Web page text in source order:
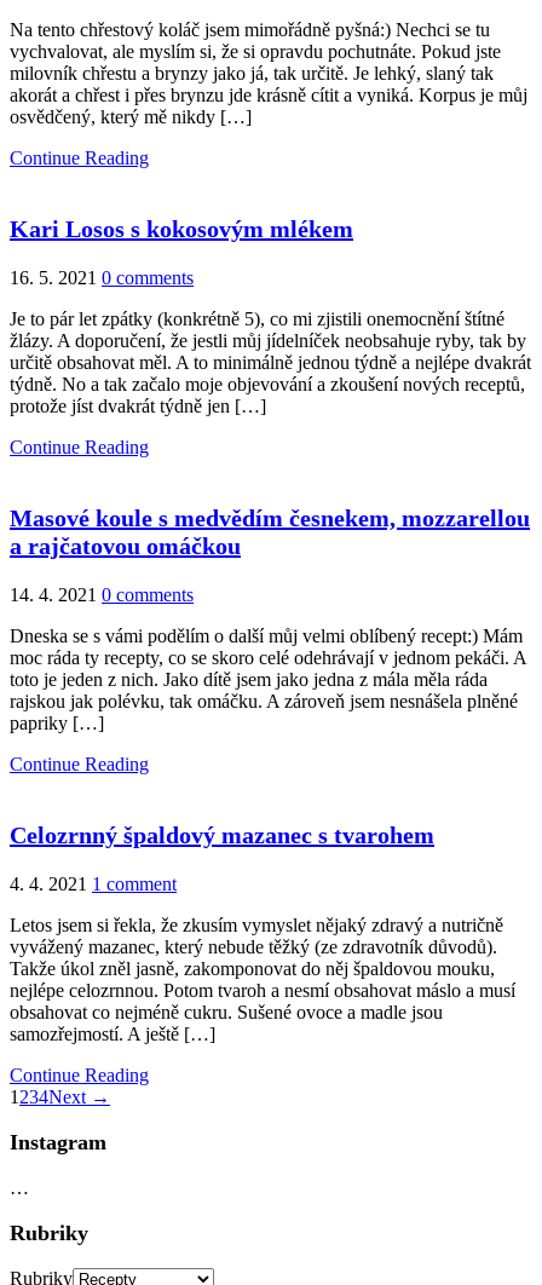
Na tento chřestový koláč jsem mimořádně pyšná:) Nechci se tu
vychvalovat, ale myslím si, že si opravdu pochutnáte. Pokud jste
milovník chřestu a brynzy jako já, tak určitě. Je lehký, slaný tak
akorát a chřest i přes brynzu jde krásně cítit a vyniká. Korpus je můj
osvědčený, který mě nikdy […]
Continue Reading
Kari Losos s kokosovým mlékem
16. 5. 2021 0 comments
Je to pár let zpátky (konkrétně 5), co mi zjistili onemocnění štítné
žlázy. A doporučení, že jestli můj jídelníček neobsahuje ryby, tak by
určitě obsahovat měl. A to minimálně jednou týdně a nejlépe dvakrát
týdně. No a tak začalo moje objevování a zkoušení nových receptů,
protože jíst dvakrát týdně jen […]
Continue Reading
Masové koule s medvědím česnekem, mozzarellou
a rajčatovou omáčkou
14. 4. 2021 0 comments
Dneska se s vámi podělím o další můj velmi oblíbený recept:) Mám
moc ráda ty recepty, co se skoro celé odehrávají v jednom pekáči. A
toto je jeden z nich. Jako dítě jsem jako jedna z mála měla ráda
rajskou jak polévku, tak omáčku. A zároveň jsem nesnášela plněné
papriky […]
Continue Reading
Celozrnný špaldový mazanec s tvarohem
4. 4. 2021 1 comment
Letos jsem si řekla, že zkusím vymyslet nějaký zdravý a nutričně
vyvážený mazanec, který nebude těžký (ze zdravotník důvodů).
Takže úkol zněl jasně, zakomponovat do něj špaldovou mouku,
nejlépe celozrnnou. Potom tvaroh a nesmí obsahovat máslo a musí
obsahovat co nejméně cukru. Sušené ovoce a madle jsou
samozřejmostí. A ještě […]
Continue Reading
1 234Next →
Instagram
…
Rubriky
Rubriky